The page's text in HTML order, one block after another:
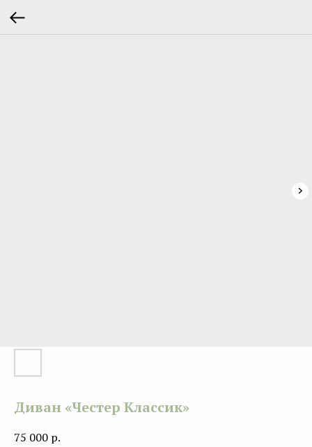
Диван «Честер Классик»
75 000 р.